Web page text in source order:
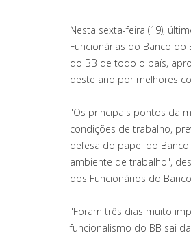
Nesta sexta-feira (19),
Funcionárias do Banco do
do BB de todo o país,
deste ano por melhores
"Os principais pontos da
condições de trabalho,
defesa do papel do
ambiente de trabalho",
dos Funcionários do
"Foram três dias muito
funcionalismo do BB sai